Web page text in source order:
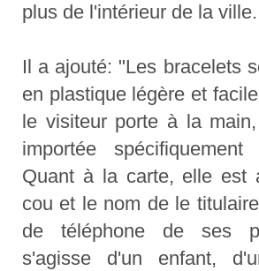
plus de l'intérieur de la ville.
Il a ajouté: "Les bracelets
en plastique légère et
le visiteur porte à la
importée
Quant à la carte, elle est
cou et le nom de le
de téléphone de ses
s'agisse d'un enfant,